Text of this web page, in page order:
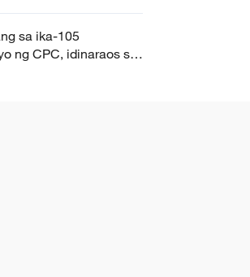
sa ika-105
ng CPC, idinaraos sa